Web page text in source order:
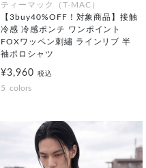
ティーマック（T-MAC）
【3buy40%OFF！対象商品】接触
冷感 冷感ポンチ ワンポイント
FOXワッペン刺繡 ラインリブ 半
袖ポロシャツ
¥3,960 税込
5 colors